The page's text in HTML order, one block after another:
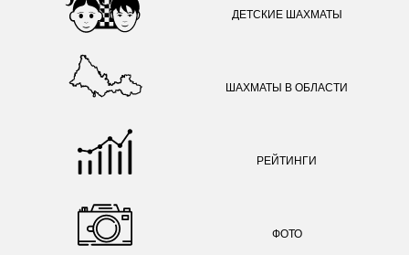
ДЕТСКИЕ ШАХМАТЫ
ШАХМАТЫ В ОБЛАСТИ
РЕЙТИНГИ
ФОТО